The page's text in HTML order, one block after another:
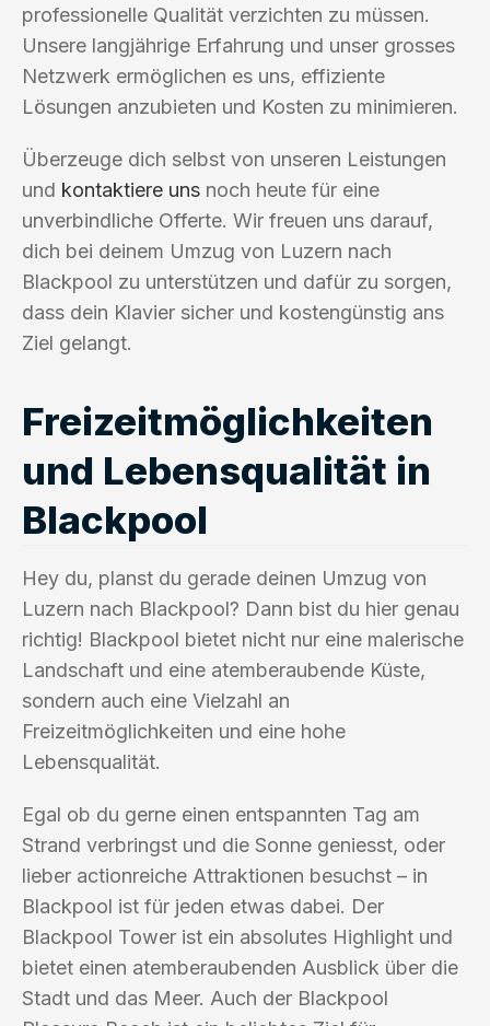
professionelle Qualität verzichten zu müssen.
Unsere langjährige Erfahrung und unser grosses
Netzwerk ermöglichen es uns, effiziente
Lösungen anzubieten und Kosten zu minimieren.
Überzeuge dich selbst von unseren Leistungen
und kontaktiere uns noch heute für eine
unverbindliche Offerte. Wir freuen uns darauf,
dich bei deinem Umzug von Luzern nach
Blackpool zu unterstützen und dafür zu sorgen,
dass dein Klavier sicher und kostengünstig ans
Ziel gelangt.
Freizeitmöglichkeiten
und Lebensqualität in
Blackpool
Hey du, planst du gerade deinen Umzug von
Luzern nach Blackpool? Dann bist du hier genau
richtig! Blackpool bietet nicht nur eine malerische
Landschaft und eine atemberaubende Küste,
sondern auch eine Vielzahl an
Freizeitmöglichkeiten und eine hohe
Lebensqualität.
Egal ob du gerne einen entspannten Tag am
Strand verbringst und die Sonne geniesst, oder
lieber actionreiche Attraktionen besuchst – in
Blackpool ist für jeden etwas dabei. Der
Blackpool Tower ist ein absolutes Highlight und
bietet einen atemberaubenden Ausblick über die
Stadt und das Meer. Auch der Blackpool